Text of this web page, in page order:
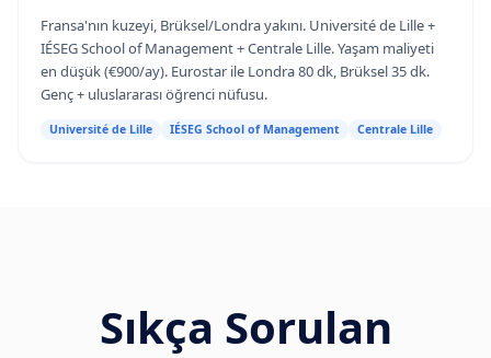
Fransa'nın kuzeyi, Brüksel/Londra yakını. Université de Lille +
IÉSEG School of Management + Centrale Lille. Yaşam maliyeti
en düşük (€900/ay). Eurostar ile Londra 80 dk, Brüksel 35 dk.
Genç + uluslararası öğrenci nüfusu.
Université de Lille IÉSEG School of Management Centrale Lille
Sıkça Sorulan